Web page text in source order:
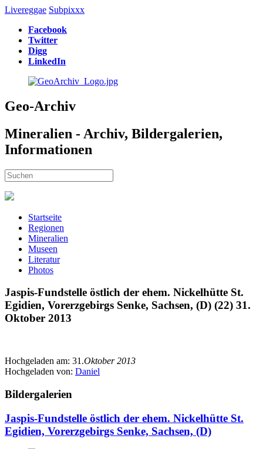
Livereggae Subpixxx
Facebook
Twitter
Digg
LinkedIn
Geo-Archiv
Mineralien - Archiv, Bildergalerien,
Informationen
Startseite
Regionen
Mineralien
Museen
Literatur
Photos
Jaspis-Fundstelle östlich der ehem. Nickelhütte St.
Egidien, Vorerzgebirgs Senke, Sachsen, (D) (22) 31.
Oktober 2013
Hochgeladen am: 31.Oktober 2013
Hochgeladen von: Daniel
Bildergalerien
Jaspis-Fundstelle östlich der ehem. Nickelhütte St.
Egidien, Vorerzgebirgs Senke, Sachsen, (D)